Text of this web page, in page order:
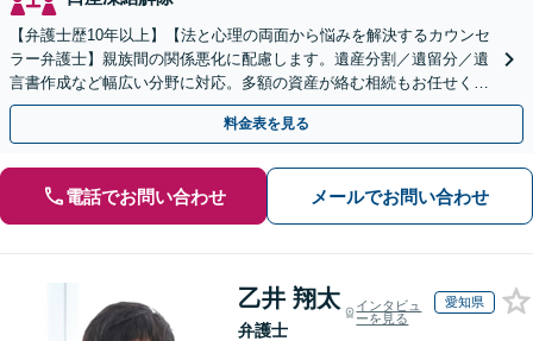
【弁護士歴10年以上】【法と心理の両面から悩みを解決するカウンセ
ラー弁護士】親族間の関係悪化に配慮します。遺産分割／遺留分／遺
言書作成など幅広い分野に対応。多額の資産が絡む相続もお任せくだ
さい。【夜間・休日の相談可能】【駐車場完備】
料金表を見る
電話でお問い合わせ メールでお問い合わせ
乙井 翔太
弁護士
インタビュ
ーを見る
愛知県